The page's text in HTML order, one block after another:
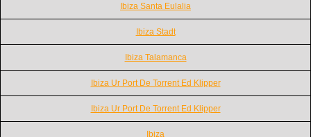
Ibiza Santa Eulalia
Ibiza Stadt
Ibiza Talamanca
Ibiza Ur Port De Torrent Ed Klipper
Ibiza Ur Port De Torrent Ed Klipper
Ibiza